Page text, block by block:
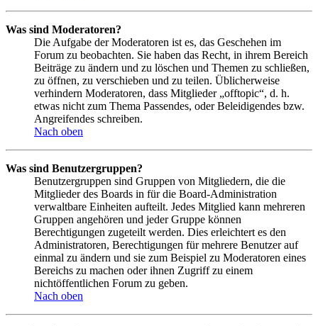
Was sind Moderatoren?
Die Aufgabe der Moderatoren ist es, das Geschehen im
Forum zu beobachten. Sie haben das Recht, in ihrem Bereich
Beiträge zu ändern und zu löschen und Themen zu schließen,
zu öffnen, zu verschieben und zu teilen. Üblicherweise
verhindern Moderatoren, dass Mitglieder „offtopic“, d. h.
etwas nicht zum Thema Passendes, oder Beleidigendes bzw.
Angreifendes schreiben.
Nach oben
Was sind Benutzergruppen?
Benutzergruppen sind Gruppen von Mitgliedern, die die
Mitglieder des Boards in für die Board-Administration
verwaltbare Einheiten aufteilt. Jedes Mitglied kann mehreren
Gruppen angehören und jeder Gruppe können
Berechtigungen zugeteilt werden. Dies erleichtert es den
Administratoren, Berechtigungen für mehrere Benutzer auf
einmal zu ändern und sie zum Beispiel zu Moderatoren eines
Bereichs zu machen oder ihnen Zugriff zu einem
nichtöffentlichen Forum zu geben.
Nach oben